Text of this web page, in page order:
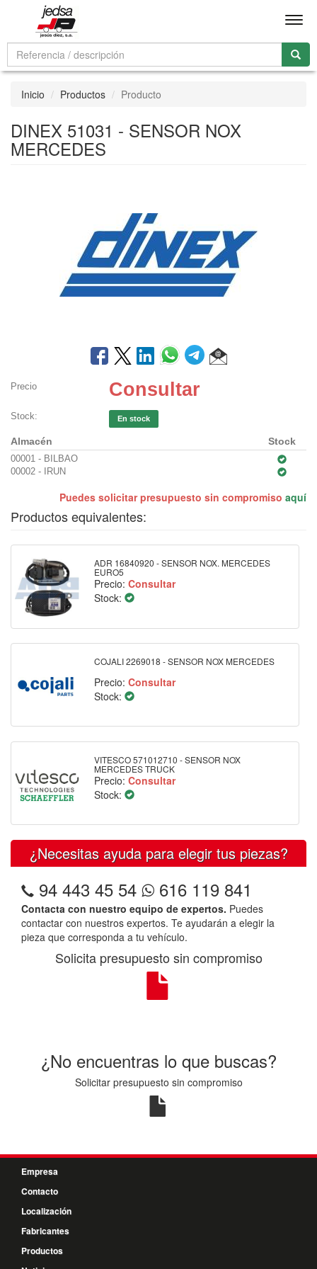
Inicio Productos Producto
DINEX 51031 - SENSOR NOX
MERCEDES
Precio Consultar
Stock: En stock
Almacén Stock
00001 - BILBAO
00002 - IRUN
Puedes solicitar presupuesto sin compromiso aquí
Productos equivalentes:
ADR 16840920 - SENSOR NOX. MERCEDES
EURO5
Precio: Consultar
Stock:
COJALI 2269018 - SENSOR NOX MERCEDES
Precio: Consultar
Stock:
VITESCO 571012710 - SENSOR NOX
MERCEDES TRUCK
Precio: Consultar
Stock:
¿Necesitas ayuda para elegir tus piezas?
94 443 45 54 616 119 841
Contacta con nuestro equipo de expertos. Puedes
contactar con nuestros expertos. Te ayudarán a elegir la
pieza que corresponda a tu vehículo.
Solicita presupuesto sin compromiso
¿No encuentras lo que buscas?
Solicitar presupuesto sin compromiso
Empresa
Contacto
Localización
Fabricantes
Productos